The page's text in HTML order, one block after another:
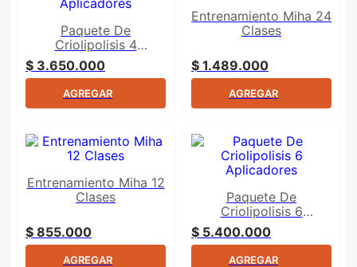
Paquete De
Criolipolisis 4
Aplicadores
$ 3.650.000
AGREGAR
Entrenamiento Miha 24
Clases
$ 1.489.000
AGREGAR
Entrenamiento Miha 12
Clases
$ 855.000
AGREGAR
Paquete De
Criolipolisis 6
Aplicadores
$ 5.400.000
AGREGAR